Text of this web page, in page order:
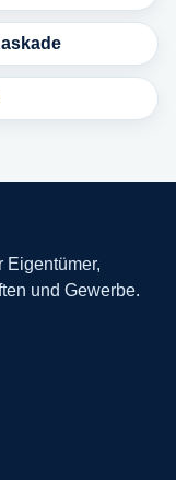
Eigentümer,
und Gewerbe.